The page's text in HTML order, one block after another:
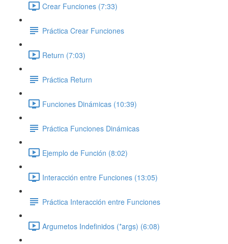
Crear Funciones (7:33)
Práctica Crear Funciones
Return (7:03)
Práctica Return
Funciones Dinámicas (10:39)
Práctica Funciones Dinámicas
Ejemplo de Función (8:02)
Interacción entre Funciones (13:05)
Práctica Interacción entre Funciones
Argumetos Indefinidos (*args) (6:08)